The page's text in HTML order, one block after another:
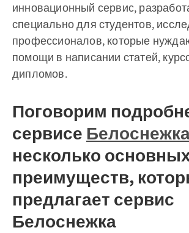
инновационный сервис,
специально для студентов,
профессионалов, которые
помощи в написании статей,
дипломов.
Поговорим
сервисе
несколько
преимуществ,
предлагает сервис
Белоснежка